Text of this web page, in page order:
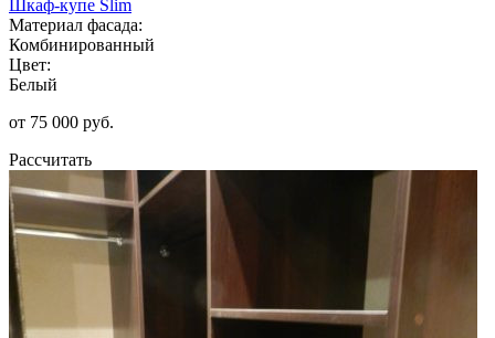
Шкаф-купе Slim
Материал фасада:
Комбинированный
Цвет:
Белый
от 75 000 руб.
Рассчитать